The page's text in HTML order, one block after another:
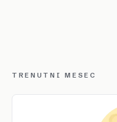
TRENUTNI MESEC